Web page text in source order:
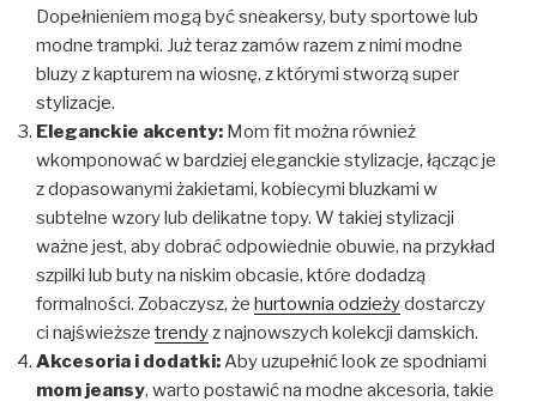
Dopełnieniem mogą być sneakersy, buty sportowe lub
modne trampki. Już teraz zamów razem z nimi modne
bluzy z kapturem na wiosnę, z którymi stworzą super
stylizacje.
Eleganckie akcenty: Mom fit można również
wkomponować w bardziej eleganckie stylizacje, łącząc je
z dopasowanymi żakietami, kobiecymi bluzkami w
subtelne wzory lub delikatne topy. W takiej stylizacji
ważne jest, aby dobrać odpowiednie obuwie, na przykład
szpilki lub buty na niskim obcasie, które dodadzą
formalności. Zobaczysz, że hurtownia odzieżydostarczy
ci najświeższe trendyz najnowszych kolekcji damskich.
Akcesoria i dodatki: Aby uzupełnić look ze spodniami
mom jeansy, warto postawić na modne akcesoria, takie